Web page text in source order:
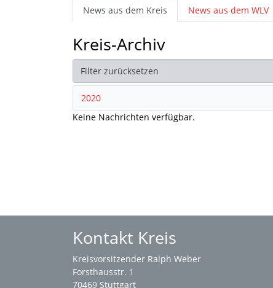
News aus dem Kreis News aus dem WLV
Kreis-Archiv
Filter zurücksetzen
2020
Keine Nachrichten verfügbar.
Kontakt Kreis
Kreisvorsitzender Ralph Weber
Forsthausstr. 1
70469 Stuttgart